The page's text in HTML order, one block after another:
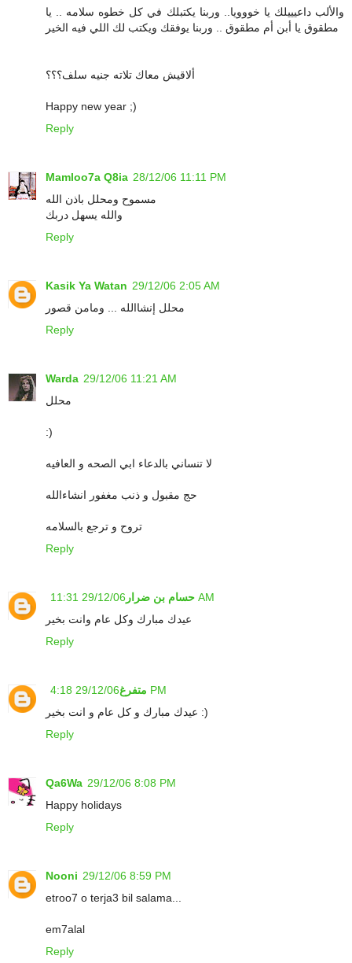
والألب داعيييلك يا خووويا.. وربنا يكتبلك في كل خطوه سلامه .. يا
مطقوق يا أبن أم مطقوق .. وربنا يوفقك ويكتب لك اللي فيه الخير
ألاقيش معاك تلاته جنيه سلف؟؟؟
Happy new year ;)
Reply
Mamloo7a Q8ia 28/12/06 11:11 PM
مسموح ومحلل باذن الله
والله يسهل دربك
Reply
Kasik Ya Watan 29/12/06 2:05 AM
محلل إنشاالله ... ومامن قصور
Reply
Warda 29/12/06 11:21 AM
محلل
:)
لا تنساني بالدعاء ابي الصحه و العافيه
حج مقبول و ذنب مغفور انشاءالله
تروح و ترجع بالسلامه
Reply
حسام بن ضرار 29/12/06 11:31 AM
عيدك مبارك وكل عام وانت بخير
Reply
متفرغ 29/12/06 4:18 PM
عيدك مبارك و كل عام و انت بخير :)
Reply
Qa6Wa 29/12/06 8:08 PM
Happy holidays
Reply
Nooni 29/12/06 8:59 PM
etroo7 o terja3 bil salama...
em7alal
Reply